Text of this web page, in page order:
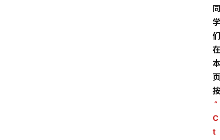
同
学
们
在
本
页
按
“
C
t